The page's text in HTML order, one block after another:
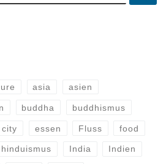
asia asien
buddha buddhismus
city essen Fluss food
hinduismus India Indien